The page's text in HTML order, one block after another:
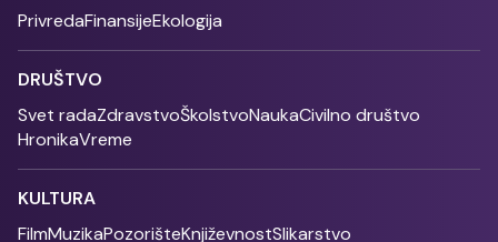
PrivredaFinansijeEkologija
DRUŠTVO
Svet radaZdravstvoŠkolstvoNaukaCivilno društvo
HronikaVreme
KULTURA
FilmMuzikaPozorišteKnjiževnostSlikarstvo